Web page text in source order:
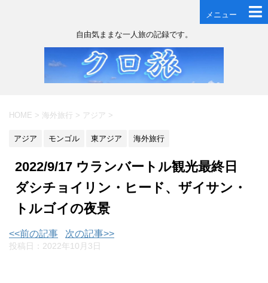
メニュー
自由気ままな一人旅の記録です。
HOME > 海外旅行 > アジア >
アジア モンゴル 東アジア 海外旅行
2022/9/17 ウランバートル観光最終日
ダシチョイリン・ヒード、ザイサン・
トルゴイの夜景
<<前の記事 次の記事>>
投稿日： 2022年10月3日